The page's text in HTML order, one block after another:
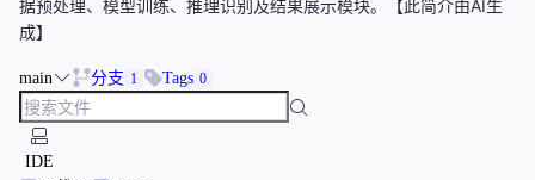
据预处理、模型训练、推理识别及结果展示模块。【此简介由AI生
成】
main 分支 1 Tags 0
IDE